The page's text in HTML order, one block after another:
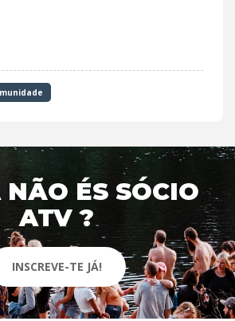
ÉS SÓCIO
ATV ?
INSCREVE-TE JÁ!